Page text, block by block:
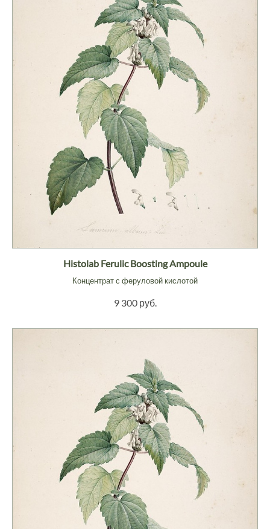
Histolab Ferulic Boosting Ampoule
Концентрат с феруловой кислотой
9 300 руб.